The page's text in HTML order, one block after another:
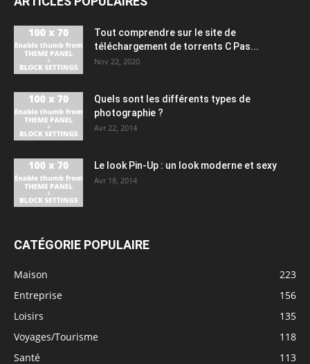
Tout comprendre sur le site de
téléchargement de torrents C Pas...
Nov 22, 2020
Quels sont les différents types de
photographie ?
Avr 22, 2014
Le look Pin-Up : un look moderne et sexy
Avr 18, 2014
CATÉGORIE POPULAIRE
Maison
223
Entreprise
156
Loisirs
135
Voyages/Tourisme
118
Santé
113